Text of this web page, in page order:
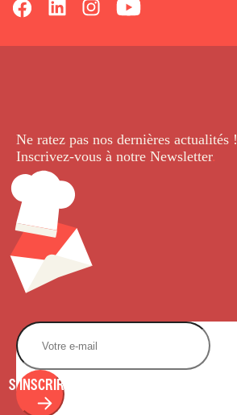
Ne ratez pas nos dernières actualités !
Inscrivez-vous à notre Newsletter.
S'INSCRIRE